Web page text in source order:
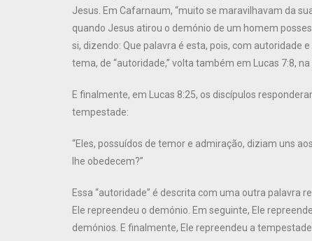
Jesus. Em Cafarnaum, “muito se maravilhavam da
quando Jesus atirou o demónio de um homem
si, dizendo: Que palavra é esta, pois, com autoridade
tema, de “autoridade,” volta também em Lucas 7:8,
E finalmente, em Lucas 8:25, os discípulos
tempestade:
“Eles, possuídos de temor e admiração, diziam uns
lhe obedecem?”
Essa “autoridade” é descrita com uma outra palavra
Ele repreendeu o demónio. Em seguinte, Ele
demónios. E finalmente, Ele repreendeu a tempestade.